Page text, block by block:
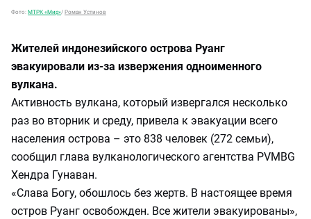
Фото: МТРК «Мир»/ Роман Устинов
Жителей индонезийского острова Руанг
эвакуировали из-за извержения одноименного
вулкана.
Активность вулкана, который извергался несколько
раз во вторник и среду, привела к эвакуации всего
населения острова – это 838 человек (272 семьи),
сообщил глава вулканологического агентства PVMBG
Хендра Гунаван.
«Слава Богу, обошлось без жертв. В настоящее время
остров Руанг освобожден. Все жители эвакуированы»,